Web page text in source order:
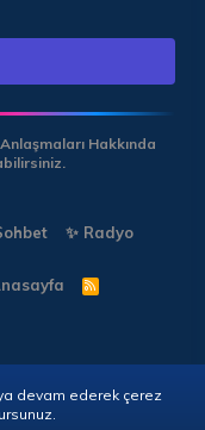
Hakkında
✨ Radyo
R
S
devam ederek çerez